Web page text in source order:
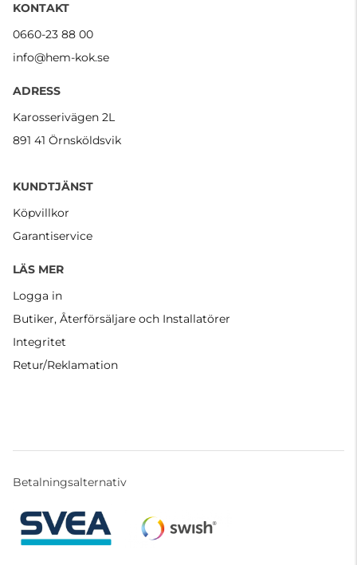
KONTAKT
0660-23 88 00
info@hem-kok.se
ADRESS
Karosserivägen 2L
891 41 Örnsköldsvik
KUNDTJÄNST
Köpvillkor
Garantiservice
LÄS MER
Logga in
Butiker, Återförsäljare och Installatörer
Integritet
Retur/Reklamation
Betalningsalternativ